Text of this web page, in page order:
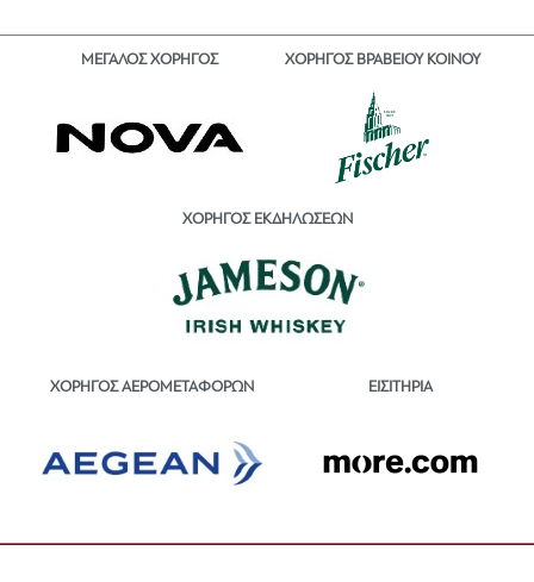
ΜΕΓΑΛΟΣ ΧΟΡΗΓΟΣ ΧΟΡΗΓΟΣ ΒΡΑΒΕΙΟΥ ΚΟΙΝΟΥ
ΧΟΡΗΓΟΣ ΕΚΔΗΛΩΣΕΩΝ
ΧΟΡΗΓΟΣ ΑΕΡΟΜΕΤΑΦΟΡΩΝ ΕΙΣΙΤΗΡΙΑ